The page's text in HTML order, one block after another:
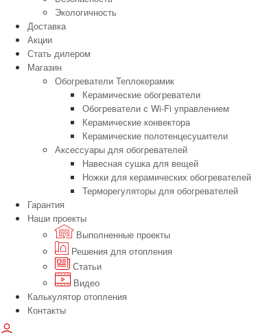
Экологичность
Доставка
Акции
Стать дилером
Магазин
Обогреватели Теплокерамик
Керамические обогреватели
Обогреватели с Wi-Fi управлением
Керамические конвектора
Керамические полотенцесушители
Аксессуары для обогревателей
Навесная сушка для вещей
Ножки для керамических обогревателей
Терморегуляторы для обогревателей
Гарантия
Наши проекты
Выполненные проекты
Решения для отопления
Статьи
Видео
Калькулятор отопления
Контакты